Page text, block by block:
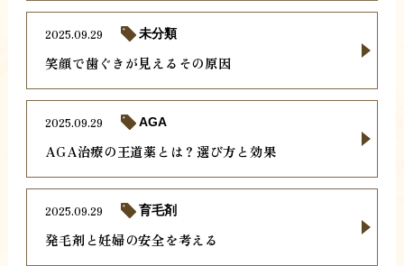
笑顔で歯ぐきが見えるその原因
2025.09.29 未分類
AGA治療の王道薬とは？選び方と効果
2025.09.29 AGA
発毛剤と妊婦の安全を考える
2025.09.29 育毛剤